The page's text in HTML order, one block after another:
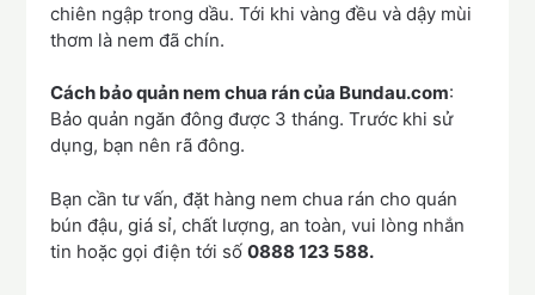
chiên ngập trong dầu. Tới khi vàng đều và dậy mùi
thơm là nem đã chín.
Cách bảo quản nem chua rán của Bundau.com:
Bảo quản ngăn đông được 3 tháng. Trước khi sử
dụng, bạn nên rã đông.
Bạn cần tư vấn, đặt hàng nem chua rán cho quán
bún đậu, giá sỉ, chất lượng, an toàn, vui lòng nhắn
tin hoặc gọi điện tới số0888 123 588.